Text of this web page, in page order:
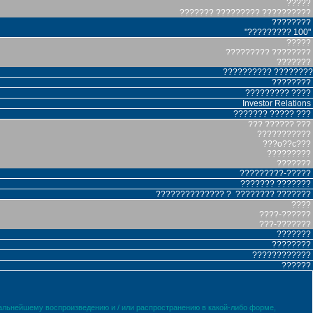
?????
??????? ????????? ??????????
????????
"????????? 100"
?????
????????? ????????
???????
?????????? ????????
????????
????????? ????
Investor Relations
??????? ????? ???
??? ?????? ???
???????????
???o??c???
?????????
???????
?????????-?????
??????? ???????
?????????????? ? ???????? ???????
????
????-??????
???-???????
???????
????????
????????????
??????
воспроизведению и / или распространению в какой-либо форме,